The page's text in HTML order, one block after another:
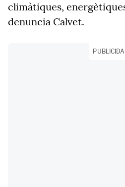
climàtiques,
denuncia Calvet.